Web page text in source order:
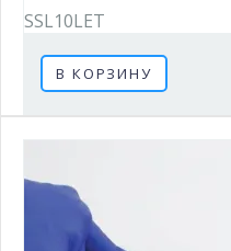
SSL10LET
В КОРЗИНУ